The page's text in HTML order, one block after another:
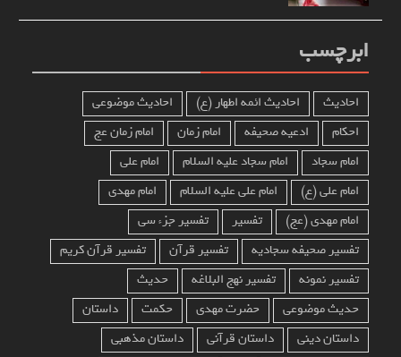
ابرچسب
احادیث احادیث ائمه اطهار (ع)
احادیث موضوعی
احکام
ادعیه صحیفه امام زمان
امام زمان عج
امام سجاد
امام سجاد علیه السلام
امام علی
امام علی (ع)
امام علی علیه السلام
امام مهدی
امام مهدی (عج)
تفسیر
تفسیر جزء سی
تفسیر صحیفه سجادیه
تفسیر قرآن
تفسیر قرآن کریم
تفسیر نمونه
تفسیر نهج البلاغه
حدیث
حدیث موضوعی
حضرت مهدی حکمت
داستان
داستان دینی
داستان قرآنی
داستان مذهبی